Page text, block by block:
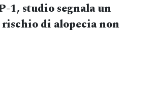
1, studio segnala un
di alopecia non